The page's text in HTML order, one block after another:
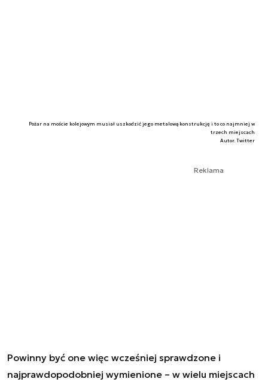
Pożar na moście kolejowym musiał uszkodzić jego metalową konstrukcję i to co najmniej w
trzech miejscach
Autor. Twitter
Reklama
Powinny być one więc wcześniej sprawdzone i
najprawdopodobniej wymienione – w wielu miejscach